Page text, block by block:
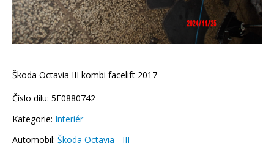
Škoda Octavia III kombi facelift 2017
Číslo dílu: 5E0880742
Kategorie: Interiér
Automobil: Škoda Octavia - III